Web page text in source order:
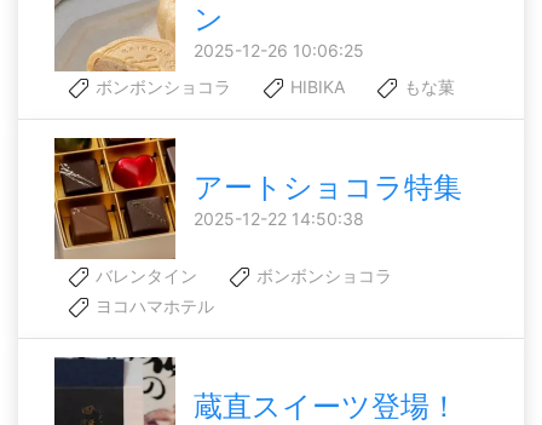
ン
2025-12-26 10:06:25
ボンボンショコラ
HIBIKA もな菓
アートショコラ特集
2025-12-22 14:50:38
バレンタイン
ボンボンショコラ
ヨコハマホテル
蔵直スイーツ登場！